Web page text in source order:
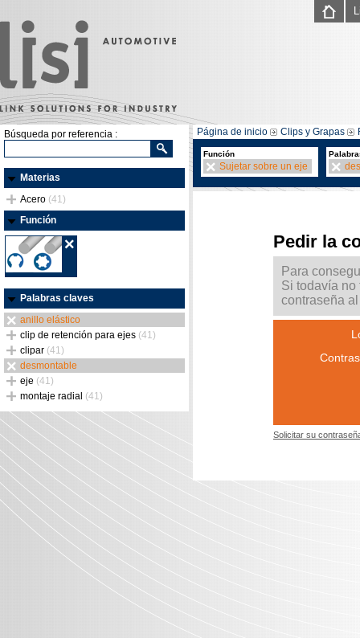
Búsqueda por referencia :
Materias
Acero (41)
Función
Palabras claves
anillo elástico
clip de retención para ejes (41)
clipar (41)
desmontable
eje (41)
montaje radial (41)
Página de inicio Clips y Grapas
Función
Sujetar sobre un eje
Pedir la
Para
Si todavía no
contraseña
Solicitar su